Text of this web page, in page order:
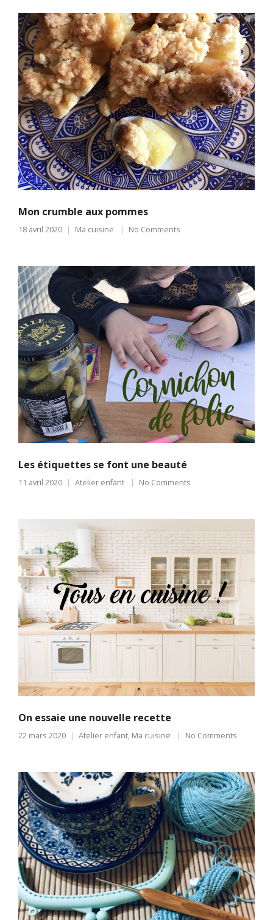
Mon crumble aux pommes
18 avril 2020 Ma cuisine No Comments
Les étiquettes se font une beauté
11 avril 2020 Atelier enfant No Comments
On essaie une nouvelle recette
22 mars 2020 Atelier enfant, Ma cuisine No Comments